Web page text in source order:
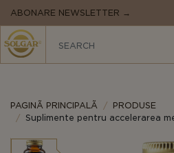
MAIN
NAVIGATION
ABONARE NEWSLETTER →
PAGINÃ PRINCIPALÃ
PRODUSE
Suplimente pentru accelerarea